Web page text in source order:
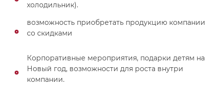
холодильник).
возможность приобретать продукцию компании
со скидками
Корпоративные мероприятия, подарки детям на
Новый год, возможности для роста внутри
компании.